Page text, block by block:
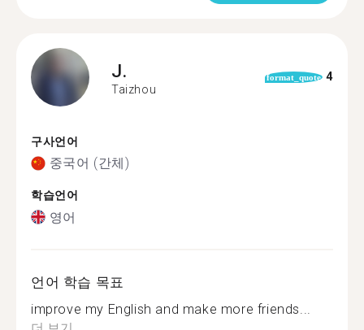
J.
Taizhou
format_quote 4
구사언어
중국어 (간체)
학습언어
영어
언어 학습 목표
improve my English and make more friends...